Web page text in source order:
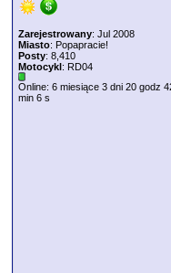
Zarejestrowany: Jul 2008
Miasto: Popapracie!
Posty: 8,410
Motocykl: RD04
Online: 6 miesiące 3 dni 20 godz
min 6 s